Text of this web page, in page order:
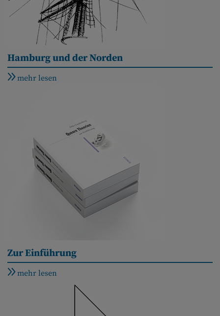
Hamburg und der Norden
mehr lesen
Zur Einführung
mehr lesen